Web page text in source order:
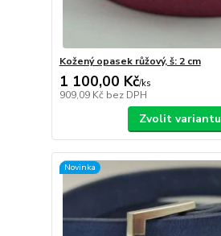
Kožený opasek růžový, š: 2 cm
1 100,00 Kč/ks
909,09 Kč bez DPH
Zvolit variantu
Novinka